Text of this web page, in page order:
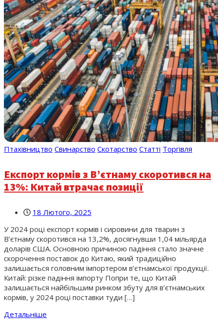
Птахівництво Свинарство Скотарство Статті Торгівля
Експорт кормів з В’єтнаму скоротився на
13%: Китай втрачає позиції
18 Лютого, 2025
У 2024 році експорт кормів і сировини для тварин з
В’єтнаму скоротився на 13,2%, досягнувши 1,04 мільярда
доларів США. Основною причиною падіння стало значне
скорочення поставок до Китаю, який традиційно
залишається головним імпортером в’єтнамської продукції.
Китай: різке падіння імпорту Попри те, що Китай
залишається найбільшим ринком збуту для в’єтнамських
кормів, у 2024 році поставки туди […]
Детальніше